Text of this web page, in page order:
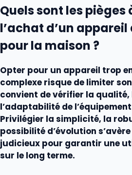
Quels sont les pièges
l’achat d’un
pour la maison ?
Opter pour un appareil trop
complexe risque de limiter
convient de vérifier la qualité,
l’adaptabilité de
Privilégier la simplicité, la
possibilité d’évolution
judicieux pour garantir une
sur le long terme.